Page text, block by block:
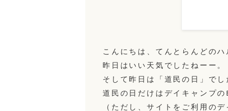
こんにちは、てんとらんどのハ
昨日はいい天気でしたねーー。
そして昨日は「道民の日」でし
道民の日だけはデイキャンプ
（ただし、サイトをご利用の